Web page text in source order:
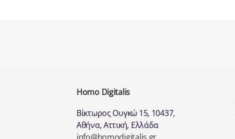
Homo Digitalis
Βίκτωρος Ουγκώ 15, 10437,
Αθήνα, Αττική, Ελλάδα